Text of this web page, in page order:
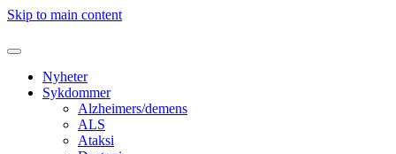
Skip to main content
Nyheter
Sykdommer
Alzheimers/demens
ALS
Ataksi